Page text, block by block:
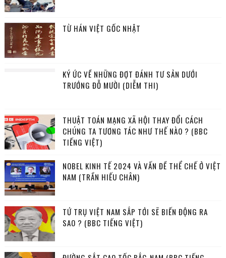
TỪ HÁN VIỆT GỐC NHẬT
KÝ ỨC VỀ NHỮNG ĐỢT ĐÁNH TƯ SẢN DƯỚI
TRƯỚNG ĐỖ MƯỜI (DIỄM THI)
THUẬT TOÁN MẠNG XÃ HỘI THAY ĐỔI CÁCH
CHÚNG TA TƯƠNG TÁC NHƯ THẾ NÀO ? (BBC
TIẾNG VIỆT)
NOBEL KINH TẾ 2024 VÀ VẤN ĐỀ THỂ CHẾ Ở VIỆT
NAM (TRẦN HIẾU CHÂN)
TỨ TRỤ VIỆT NAM SẮP TỚI SẼ BIẾN ĐỘNG RA
SAO ? (BBC TIẾNG VIỆT)